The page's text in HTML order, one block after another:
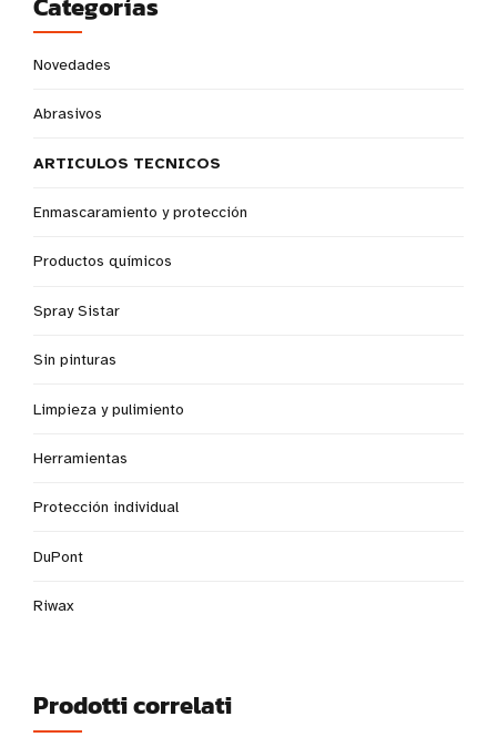
Novedades
Abrasivos
ARTICULOS TECNICOS
Enmascaramiento y protección
Productos químicos
Spray Sistar
Sin pinturas
Limpieza y pulimiento
Herramientas
Protección individual
DuPont
Riwax
Prodotti correlati